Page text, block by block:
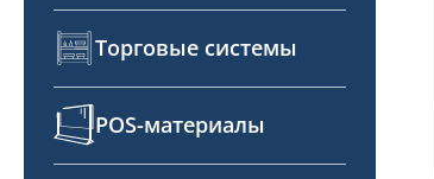
Торговые системы
POS-материалы